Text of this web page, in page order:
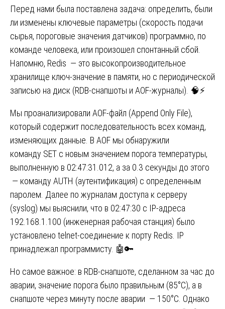
Перед нами была поставлена задача: определить, были
ли изменены ключевые параметры (скорость подачи
сырья, пороговые значения датчиков) программно, по
команде человека, или произошел спонтанный сбой.
Напомню, Redis — это высокопроизводительное
хранилище ключ-значение в памяти, но с периодической
записью на диск (RDB-снапшоты и AOF-журналы). 🧠⚡
Мы проанализировали AOF-файл (Append Only File),
который содержит последовательность всех команд,
изменяющих данные. В AOF мы обнаружили
команду SET с новым значением порога температуры,
выполненную в 02:47:31.012, а за 0.3 секунды до этого
— команду AUTH (аутентификация) с определенным
паролем. Далее по журналам доступа к серверу
(syslog) мы выяснили, что в 02:47:30 с IP-адреса
192.168.1.100 (инженерная рабочая станция) было
установлено telnet-соединение к порту Redis. IP
принадлежал программисту. 🤖🔑
Но самое важное: в RDB-снапшоте, сделанном за час до
аварии, значение порога было правильным (85°C), а в
снапшоте через минуту после аварии — 150°C. Однако